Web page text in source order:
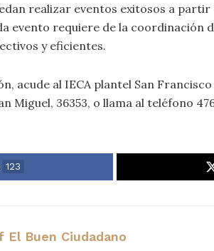
realizar eventos exitosos a partir
evento requiere de la coordinación
y eficientes.
acude al IECA plantel San
Miguel, 36353, o llama al teléfono 476
123
El Buen Ciudadano